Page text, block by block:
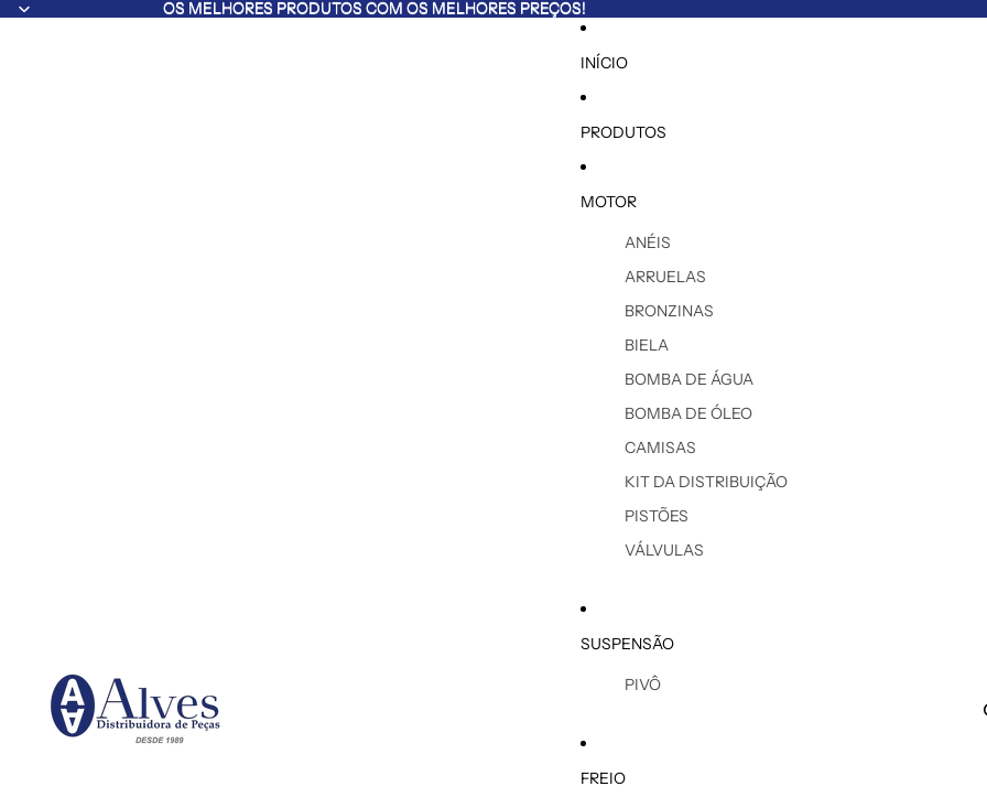
OS MELHORES PRODUTOS COM OS MELHORES PREÇOS!
OS MELHORES PRODUTOS COM OS MELHORES PREÇOS!
INÍCIO
PRODUTOS
MOTOR
ANÉIS
ARRUELAS
BRONZINAS
BIELA
BOMBA DE ÁGUA
BOMBA DE ÓLEO
CAMISAS
KIT DA DISTRIBUIÇÃO
PISTÕES
VÁLVULAS
SUSPENSÃO
PIVÔ
FREIO